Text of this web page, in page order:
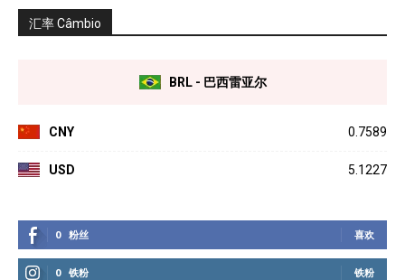
汇率 Câmbio
BRL - 巴西雷亚尔
CNY 0.7589
USD 5.1227
0 粉丝 喜欢
0 铁粉 铁粉